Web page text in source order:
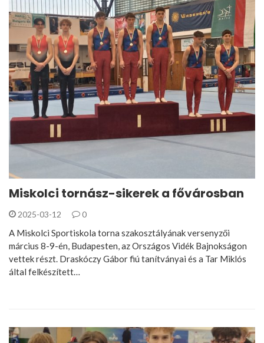
Miskolci tornász-sikerek a fővárosban
2025-03-12 0
A Miskolci Sportiskola torna szakosztályának versenyzői
március 8-9-én, Budapesten, az Országos Vidék Bajnokságon
vettek részt. Draskóczy Gábor fiú tanítványai és a Tar Miklós
által felkészített…